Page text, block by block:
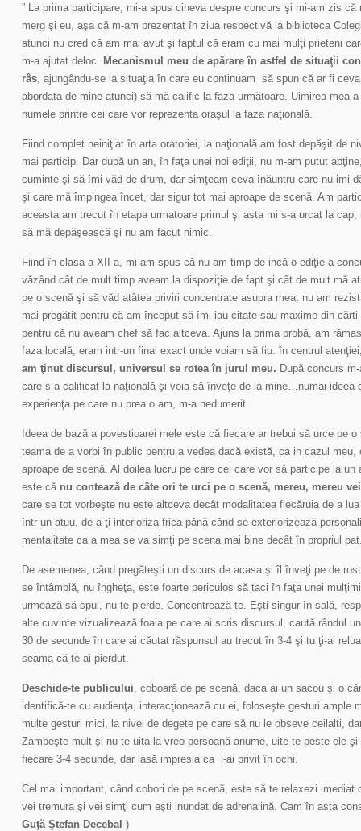
” La prima participare, mi-a spus cineva despre concurs şi mi-am zis
merg şi eu, aşa că m-am prezentat în ziua respectivă la biblioteca
atunci nu cred că am mai avut şi faptul că eram cu mai mulţi prieteni
m-a ajutat deloc. Mecanismul meu de apărare în astfel de situaţii
râs, ajungându-se la situaţia în care eu continuam să spun că ar fi
abordata de mine atunci) să mă calific la faza următoare. Uimirea mea
numele printre cei care vor reprezenta oraşul la faza naţională.
Fiind complet neiniţiat în arta oratoriei, la naţională am fost depăşit de
mai particip. Dar după un an, în faţa unei noi ediţii, nu m-am putut
cuminte şi să îmi văd de drum, dar simţeam ceva înăuntru care nu imi
şi care mă împingea încet, dar sigur tot mai aproape de scenă. Am
aceasta am trecut în etapa urmatoare primul şi asta mi s-a urcat la
să mă depăşească şi nu am facut nimic.
Fiind în clasa a XII-a, mi-am spus că nu am timp de incă o ediţie a
văzând cât de mult timp aveam la dispoziţie de fapt şi cât de mult mă
pe o scenă şi să văd atâtea priviri concentrate asupra mea, nu am
mai pregătit pentru că am început să îmi iau citate sau maxime din
pentru că nu aveam chef să fac altceva. Ajuns la prima probă, am
faza locală; eram intr-un final exact unde voiam să fiu: în centrul
am ţinut discursul, universul se rotea în jurul meu. După concurs
care s-a calificat la naţională şi voia să înveţe de la mine…numai ideea
experienţa pe care nu prea o am, m-a nedumerit.
Ideea de bază a povestioarei mele este că fiecare ar trebui să urce pe
teama de a vorbi în public pentru a vedea dacă există, ca in cazul
aproape de scenă. Al doilea lucru pe care cei care vor să participe la
este că nu contează de câte ori te urci pe o scenă, mereu, mereu
care se tot vorbeşte nu este altceva decât modalitatea fiecăruia de a
într-un atuu, de a-ţi interioriza frica până când se exteriorizează
mentalitate ca a mea se va simţi pe scena mai bine decât în propriul
De asemenea, când pregăteşti un discurs de acasa şi îl înveţi pe de
se întâmplă, nu îngheţa, este foarte periculos să taci în faţa unei
urmează să spui, nu te pierde. Concentrează-te. Eşti singur în sală,
alte cuvinte vizualizează foaia pe care ai scris discursul, caută rândul
30 de secunde în care ai căutat răspunsul au trecut în 3-4 şi tu ţi-ai
seama că te-ai pierdut.
Deschide-te publicului, coboară de pe scenă, daca ai un sacou şi o
identifică-te cu audienţa, interacţionează cu ei, foloseşte gesturi ample
multe gesturi mici, la nivel de degete pe care să nu le obseve ceilalti,
Zambeşte mult şi nu te uita la vreo persoană anume, uite-te peste ele
fiecare 3-4 secunde, dar lasă impresia ca i-ai privit în ochi.
Cel mai important, când cobori de pe scenă, este să te relaxezi
vei tremura şi vei simţi cum eşti inundat de adrenalină. Cam în asta
Guţă Ştefan Decebal )